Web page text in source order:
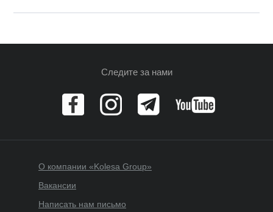
Следите за нами
О компании «Kolesa Group»
Вакансии
Написать нам письмо